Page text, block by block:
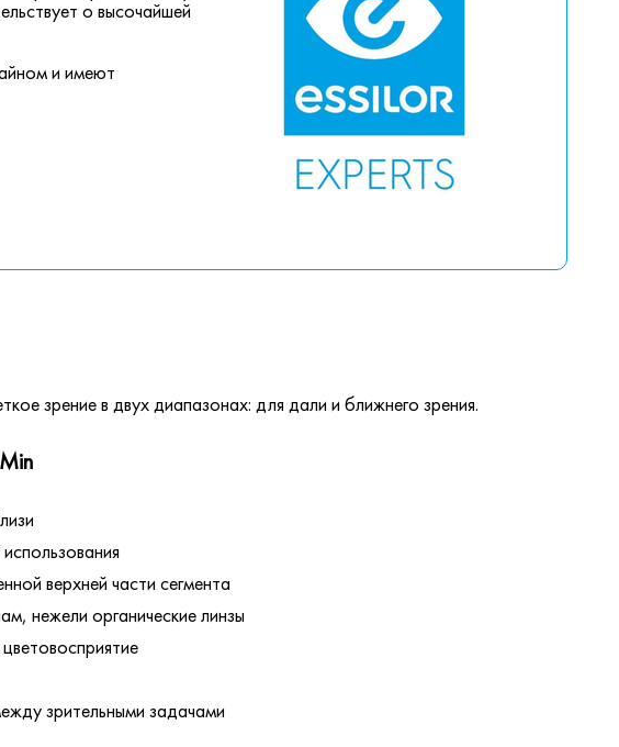
о высочайшей
и имеют
зрение в двух диапазонах: для дали и ближнего зрения.
верхней части сегмента
нежели органические линзы
зрительными задачами